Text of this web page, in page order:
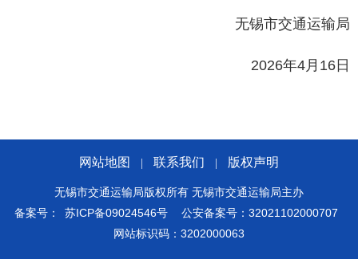
无锡市交通运输局
2026年4月16日
网站地图 联系我们 版权声明
无锡市交通运输局版权所有 无锡市交通运输局主办
备案号：
苏ICP备09024546号
公安备案号：32021102000707
网站标识码：3202000063